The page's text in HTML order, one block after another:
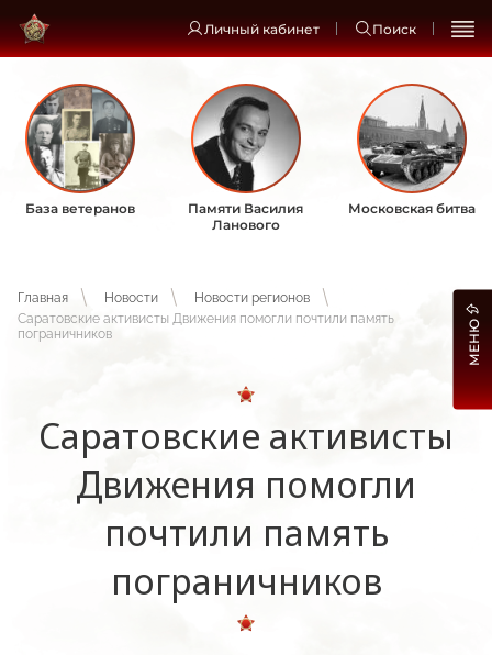
Личный кабинет Поиск
База ветеранов
Памяти Василия
Ланового
Московская битва
Главная Новости
Новости регионов
Саратовские активисты Движения помогли почтили память
пограничников
Саратовские активисты
Движения помогли
почтили память
пограничников
МЕНЮ